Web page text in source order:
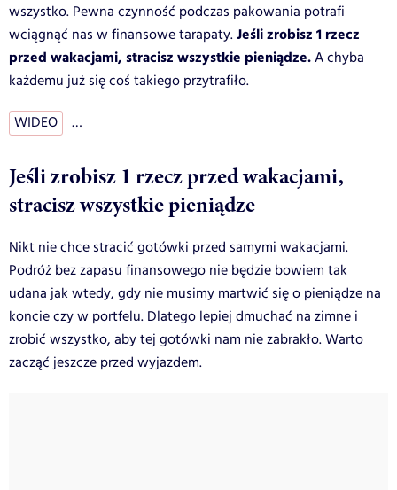
wszystko. Pewna czynność podczas pakowania potrafi
wciągnąć nas w finansowe tarapaty.Jeśli zrobisz 1 rzecz
przed wakacjami, stracisz wszystkie pieniądze.A chyba
każdemu już się coś takiego przytrafiło.
WIDEO …
Jeśli zrobisz 1 rzecz przed wakacjami,
stracisz wszystkie pieniądze
Nikt nie chce stracić gotówki przed samymi wakacjami.
Podróż bez zapasu finansowego nie będzie bowiem tak
udana jak wtedy, gdy nie musimy martwić się o pieniądze na
koncie czy w portfelu. Dlatego lepiej dmuchać na zimne i
zrobić wszystko, aby tej gotówki nam nie zabrakło. Warto
zacząć jeszcze przed wyjazdem.